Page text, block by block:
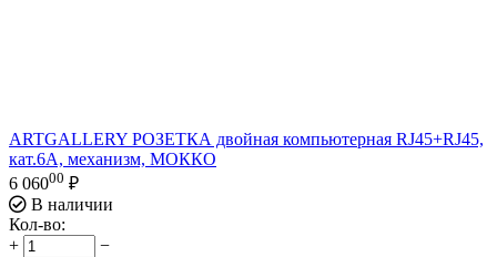
ARTGALLERY РОЗЕТКА двойная компьютерная RJ45+RJ45,
кат.6А, механизм, МОККО
6 06000 ₽
В наличии
Кол-во:
+
−